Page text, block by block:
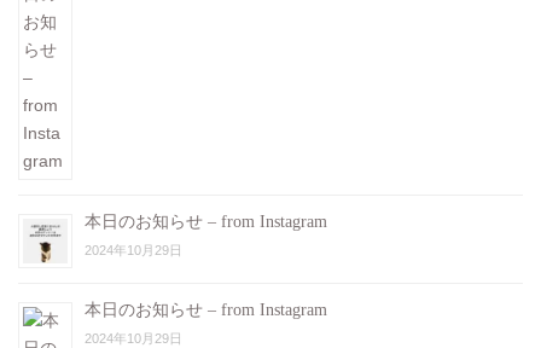
本日のお知らせ – from Instagram
2024年10月29日
本日のお知らせ – from Instagram
2024年10月29日